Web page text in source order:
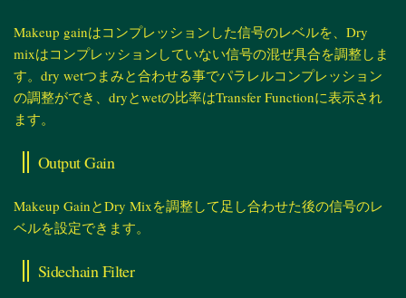
Makeup gainはコンプレッションした信号のレベルを、Dry
mixはコンプレッションしていない信号の混ぜ具合を調整しま
す。dry wetつまみと合わせる事でパラレルコンプレッション
の調整ができ、dryとwetの比率はTransfer Functionに表示され
ます。
Output Gain
Makeup GainとDry Mixを調整して足し合わせた後の信号のレ
ベルを設定できます。
Sidechain Filter